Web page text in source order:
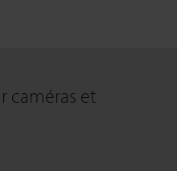
caméras et